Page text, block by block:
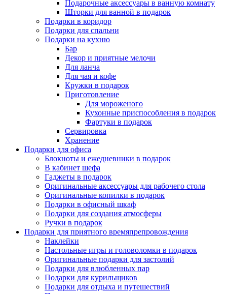
Подарочные аксессуары в ванную комнату
Шторки для ванной в подарок
Подарки в коридор
Подарки для спальни
Подарки на кухню
Бар
Декор и приятные мелочи
Для ланча
Для чая и кофе
Кружки в подарок
Приготовление
Для мороженого
Кухонные приспособления в подарок
Фартуки в подарок
Сервировка
Хранение
Подарки для офиса
Блокноты и ежедневники в подарок
В кабинет шефа
Гаджеты в подарок
Оригинальные аксессуары для рабочего стола
Оригинальные копилки в подарок
Подарки в офисный шкаф
Подарки для создания атмосферы
Ручки в подарок
Подарки для приятного времяпрепровождения
Наклейки
Настольные игры и головоломки в подарок
Оригинальные подарки для застолий
Подарки для влюбленных пар
Подарки для курильщиков
Подарки для отдыха и путешествий